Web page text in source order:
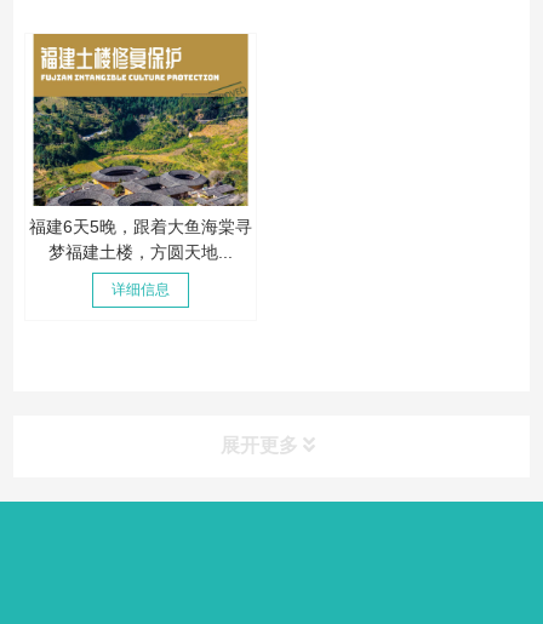
福建6天5晚，跟着大鱼海棠寻
梦福建土楼，方圆天地...
详细信息
展开更多